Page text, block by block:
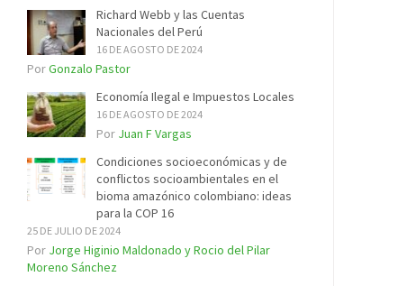
Richard Webb y las Cuentas
Nacionales del Perú
16 DE AGOSTO DE 2024
PorGonzalo Pastor
Economía Ilegal e Impuestos Locales
16 DE AGOSTO DE 2024
Por Juan F Vargas
Condiciones socioeconómicas y de
conflictos socioambientales en el
bioma amazónico colombiano: ideas
para la COP 16
25 DE JULIO DE 2024
Por Jorge Higinio Maldonado y Rocio del Pilar
Moreno Sánchez